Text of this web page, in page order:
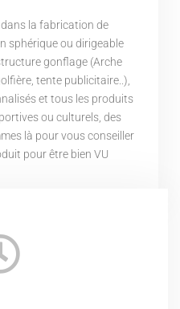
la fabrication de
sphérique ou dirigeable
gonflage (Arche
tente publicitaire..),
et tous les produits
ou culturels, des
là pour vous conseiller
pour être bien VU